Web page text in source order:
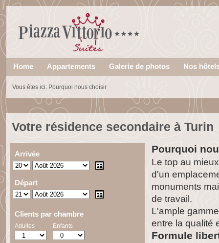
Home Appartements Galerie de photos Nos
Vous êtes ici: Pourquoi nous choisir
Votre résidence secondaire à Turin
Arrivée
Départ
Clients par chambre
Adultes Enfants
Pourquoi
Le top au
d'un
monuments
de travail.
L'ample
entre la qualité
Formule